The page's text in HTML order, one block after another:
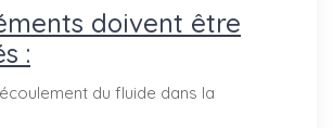
doivent être
:
du fluide dans la